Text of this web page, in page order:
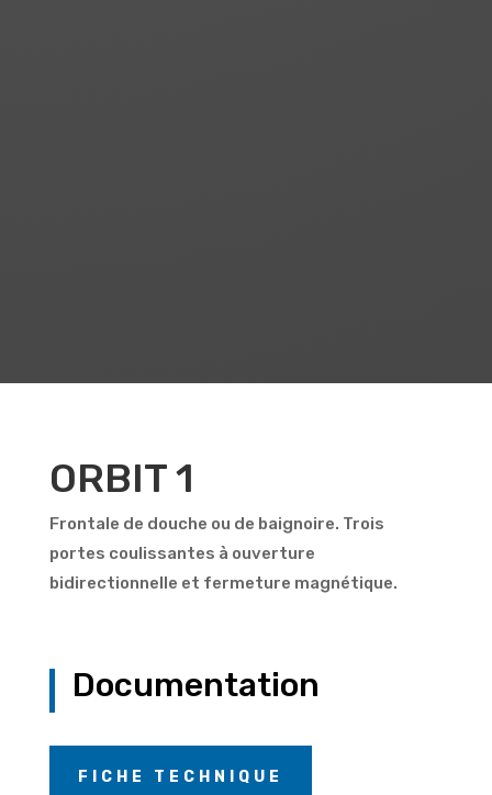
ORBIT 1
Frontale de douche ou de baignoire. Trois
portes coulissantes à ouverture
bidirectionnelle et fermeture magnétique.
Documentation
FICHE TECHNIQUE